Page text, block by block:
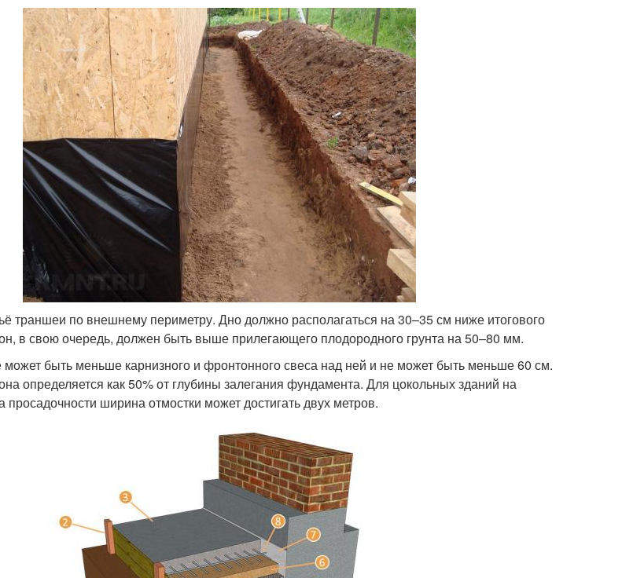
траншеи по внешнему периметру. Дно должно располагаться на 30–35 см ниже итогового
в свою очередь, должен быть выше прилегающего плодородного грунта на 50–80 мм.
быть меньше карнизного и фронтонного свеса над ней и не может быть меньше 60 см.
определяется как 50% от глубины залегания фундамента. Для цокольных зданий на
просадочности ширина отмостки может достигать двух метров.